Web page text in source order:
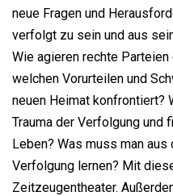
neue Fragen und
verfolgt zu sein und aus
Wie agieren rechte
welchen Vorurteilen und
neuen Heimat konfrontiert?
Trauma der Verfolgung und
Leben? Was muss man
Verfolgung lernen? Mit
Zeitzeugentheater.